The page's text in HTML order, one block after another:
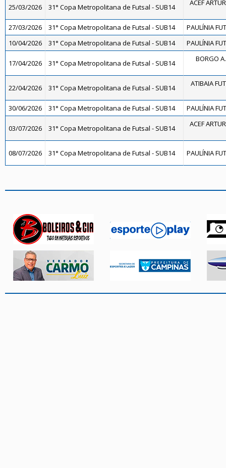
25/03/2026 31° Copa Metropolitana de Futsal - SUB14 ACEF
27/03/2026 31° Copa Metropolitana de Futsal - SUB14
PAULÍNIA
10/04/2026
31° Copa Metropolitana de Futsal - SUB14 PAULÍNIA
17/04/2026 31° Copa Metropolitana de Futsal - SUB14 BORGO
22/04/2026 31° Copa Metropolitana de Futsal - SUB14 ATIBAIA
30/06/2026 31° Copa Metropolitana de Futsal - SUB14 PAULÍNIA
03/07/2026 31° Copa Metropolitana de Futsal - SUB14 ACEF
08/07/2026 31° Copa Metropolitana de Futsal - SUB14 PAULÍNIA